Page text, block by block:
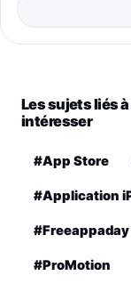
Les sujets liés
intéresser
#App Store
#Application
#Freeappaday
#ProMotion